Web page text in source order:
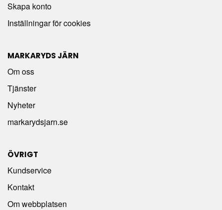
Skapa konto
Inställningar för cookies
MARKARYDS JÄRN
Om oss
Tjänster
Nyheter
markarydsjarn.se
ÖVRIGT
Kundservice
Kontakt
Om webbplatsen